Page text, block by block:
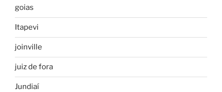
goias
Itapevi
joinville
juiz de fora
Jundiaí